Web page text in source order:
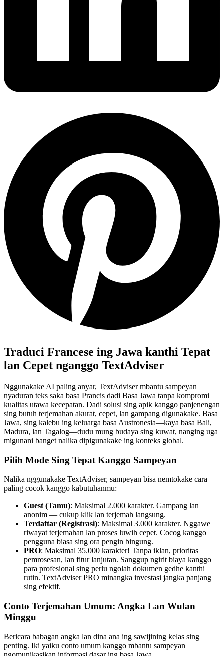
Traduci Francese ing Jawa kanthi Tepat
lan Cepet nganggo TextAdviser
Nggunakake AI paling anyar, TextAdviser mbantu sampeyan
nyaduran teks saka basa Prancis dadi Basa Jawa tanpa kompromi
kualitas utawa kecepatan. Dadi solusi sing apik kanggo panjenengan
sing butuh terjemahan akurat, cepet, lan gampang digunakake. Basa
Jawa, sing kalebu ing keluarga basa Austronesia—kaya basa Bali,
Madura, lan Tagalog—dudu mung budaya sing kuwat, nanging uga
migunani banget nalika dipigunakake ing konteks global.
Pilih Mode Sing Tepat Kanggo Sampeyan
Nalika nggunakake TextAdviser, sampeyan bisa nemtokake cara
paling cocok kanggo kabutuhanmu:
Guest (Tamu): Maksimal 2.000 karakter. Gampang lan
anonim — cukup klik lan terjemah langsung.
Terdaftar (Registrasi): Maksimal 3.000 karakter. Nggawe
riwayat terjemahan lan proses luwih cepet. Cocog kanggo
pengguna biasa sing ora pengin bingung.
PRO: Maksimal 35.000 karakter! Tanpa iklan, prioritas
pemrosesan, lan fitur lanjutan. Sanggup ngirit biaya kanggo
para profesional sing perlu ngolah dokumen gedhe kanthi
rutin. TextAdviser PRO minangka investasi jangka panjang
sing efektif.
Conto Terjemahan Umum: Angka Lan Wulan
Minggu
Bericara babagan angka lan dina ana ing sawijining kelas sing
penting. Iki yaiku conto umum kanggo mbantu sampeyan